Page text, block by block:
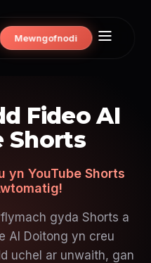
Mewngofnodi
Fideo AI
Shorts
yn YouTube Shorts
gyda Shorts a
AI Doitong yn creu
uchel ar unwaith, gan